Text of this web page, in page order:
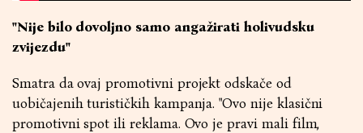
"Nije bilo dovoljno samo angažirati holivudsku
zvijezdu"
Smatra da ovaj promotivni projekt odskače od
uobičajenih turističkih kampanja. "Ovo nije klasični
promotivni spot ili reklama. Ovo je pravi mali film,